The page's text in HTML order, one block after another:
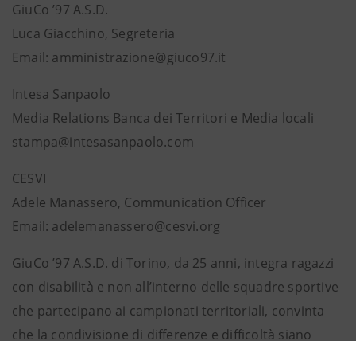
GiuCo ’97 A.S.D.
Luca Giacchino, Segreteria
Email: amministrazione@giuco97.it
Intesa Sanpaolo
Media Relations Banca dei Territori e Media locali
stampa@intesasanpaolo.com
CESVI
Adele Manassero, Communication Officer
Email: adelemanassero@cesvi.org
GiuCo ’97 A.S.D. di Torino, da 25 anni, integra ragazzi
con disabilità e non all’interno delle squadre sportive
che partecipano ai campionati territoriali, convinta
che la condivisione di differenze e difficoltà siano